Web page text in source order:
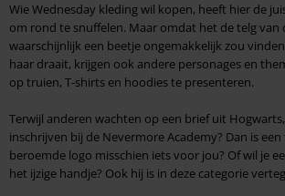
Wie Wednesday kleding wil kopen, heeft hier de
om rond te snuffelen. Maar omdat het de telg van
waarschijnlijk een beetje ongemakkelijk zou
haar draait, krijgen ook andere personages en
op truien, T-shirts en hoodies te presenteren.
Terwijl anderen wachten op een brief uit
inschrijven bij de Nevermore Academy? Dan is
beroemde logo misschien iets voor jou? Of wil je
het ijzige handje? Ook hij is in deze categorie